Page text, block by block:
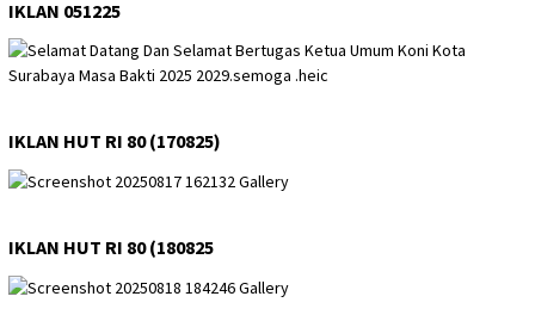
IKLAN 051225
IKLAN HUT RI 80 (170825)
IKLAN HUT RI 80 (180825